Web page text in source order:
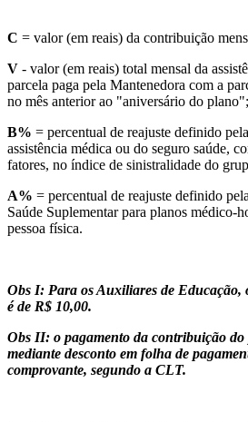
C = valor (em reais) da contribuição
V - valor (em reais) total mensal da
parcela paga pela Mantenedora com a
no mês anterior ao "aniversário do plano";
B% = percentual de reajuste definido
assistência médica ou do seguro saúde,
fatores, no índice de sinistralidade do
A% = percentual de reajuste definido
Saúde Suplementar para planos médico-
pessoa física.
Obs I: Para os Auxiliares de Educação,
é de R$ 10,00.
Obs II: o pagamento da contribuição
mediante desconto em folha de
comprovante, segundo a CLT.